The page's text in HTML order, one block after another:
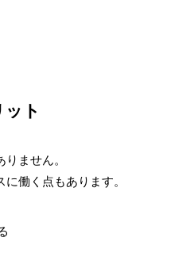
ト
ません。
働く点もあります。